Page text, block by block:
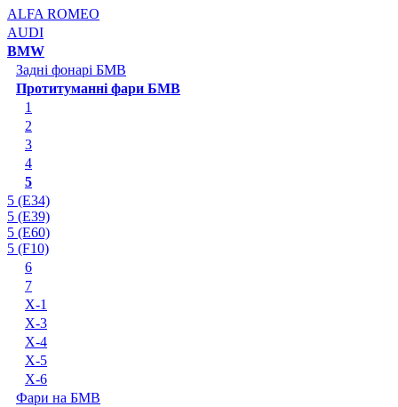
ALFA ROMEO
AUDI
BMW
Задні фонарі БМВ
Протитуманні фари БМВ
1
2
3
4
5
5 (E34)
5 (E39)
5 (E60)
5 (F10)
6
7
X-1
X-3
X-4
X-5
X-6
Фари на БМВ